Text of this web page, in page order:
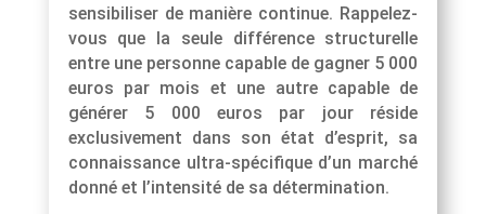
sensibiliser de manière continue. Rappelez-
vous que la seule différence structurelle
entre une personne capable de gagner 5 000
euros par mois et une autre capable de
générer 5 000 euros par jour réside
exclusivement dans son état d’esprit, sa
connaissance ultra-spécifique d’un marché
donné et l’intensité de sa détermination.